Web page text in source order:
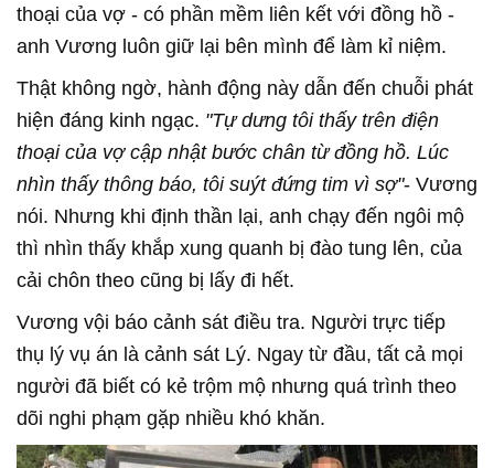
thoại của vợ - có phần mềm liên kết với đồng hồ -
anh Vương luôn giữ lại bên mình để làm kỉ niệm.
Thật không ngờ, hành động này dẫn đến chuỗi phát
hiện đáng kinh ngạc. "Tự dưng tôi thấy trên điện
thoại của vợ cập nhật bước chân từ đồng hồ. Lúc
nhìn thấy thông báo, tôi suýt đứng tim vì sợ"- Vương
nói. Nhưng khi định thần lại, anh chạy đến ngôi mộ
thì nhìn thấy khắp xung quanh bị đào tung lên, của
cải chôn theo cũng bị lấy đi hết.
Vương vội báo cảnh sát điều tra. Người trực tiếp
thụ lý vụ án là cảnh sát Lý. Ngay từ đầu, tất cả mọi
người đã biết có kẻ trộm mộ nhưng quá trình theo
dõi nghi phạm gặp nhiều khó khăn.